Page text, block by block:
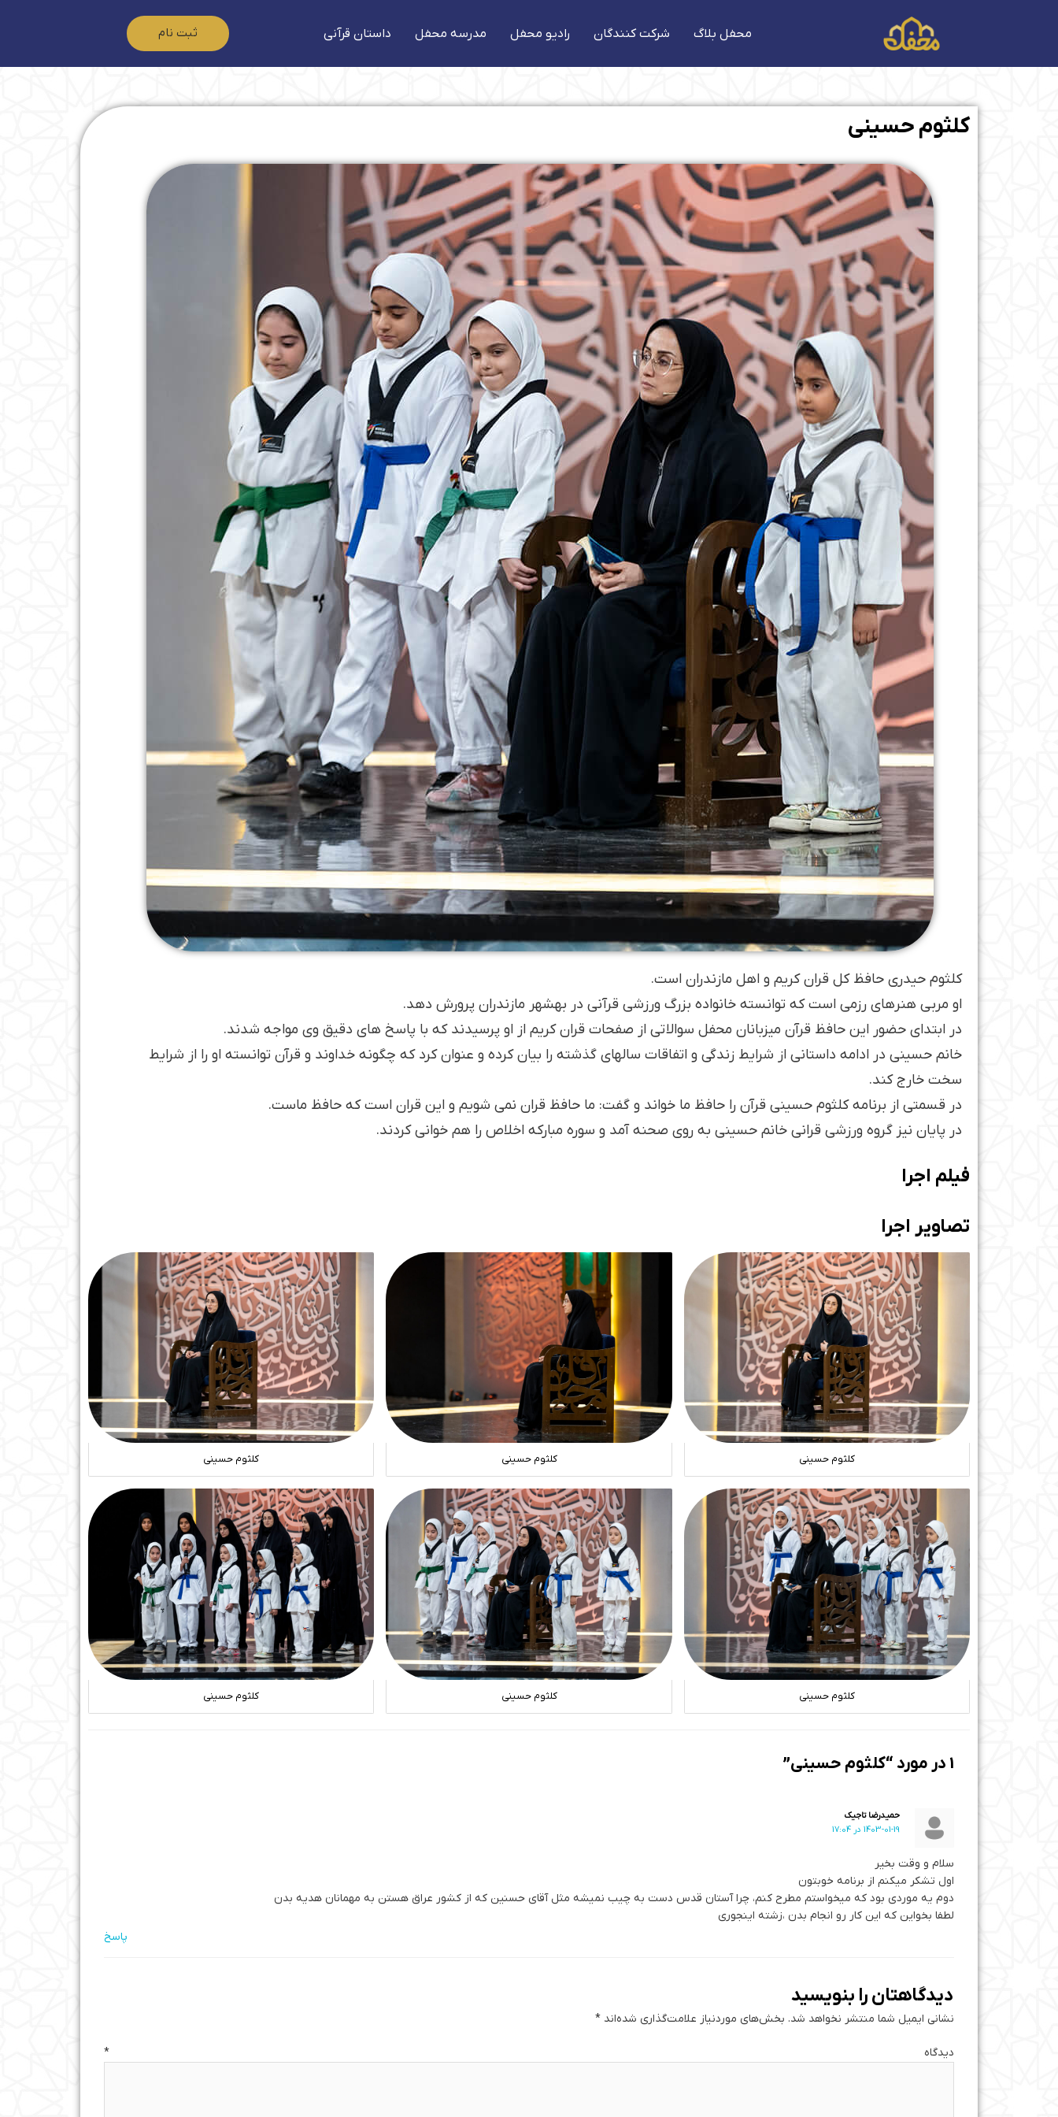
محفل بلاگ شرکت کنندگان رادیو محفل مدرسه محفل داستان قرآنی ثبت نام
کلثوم حسینی
کلثوم حیدری حافظ کل قران کریم و اهل مازندران است.
او مربی هنرهای رزمی است که توانسته خانواده بزرگ ورزشی قرآنی در بهشهر مازندران پرورش دهد.
در ابتدای حضور این حافظ قرآن میزبانان محفل سوالاتی از صفحات قران کریم از او پرسیدند که با پاسخ های دقیق وی مواجه شدند.
خانم حسینی در ادامه داستانی از شرایط زندگی و اتفاقات سالهای گذشته را بیان کرده و عنوان کرد که چگونه خداوند و قرآن توانسته او را از شرایط
سخت خارج کند.
در قسمتی از برنامه کلثوم حسینی قرآن را حافظ ما خواند و گفت: ما حافظ قران نمی شویم و‌ این قران است که حافظ ماست.
در پایان نیز گروه ورزشی قرانی خانم حسینی به روی صحنه آمد و سوره مبارکه اخلاص را هم خوانی کردند.
فیلم اجرا
تصاویر اجرا
کلثوم حسینی کلثوم حسینی کلثوم حسینی
کلثوم حسینی کلثوم حسینی کلثوم حسینی
1 در مورد “کلثوم حسینی”
حمیدرضا تاجیک
1403-01-19 در 17:04
سلام و وقت بخیر
اول تشکر میکنم از برنامه خوبتون
دوم یه موردی بود که میخواستم مطرح کنم، چرا آستان قدس دست به چیب نمیشه مثل آقای حسنین که از کشور عراق هستن به مهمانان هدیه بدن
لطفا بخواین که این کار رو انجام بدن ،زشته اینجوری
پاسخ
دیدگاهتان را بنویسید
نشانی ایمیل شما منتشر نخواهد شد. بخش‌های موردنیاز علامت‌گذاری شده‌اند *
دیدگاه *